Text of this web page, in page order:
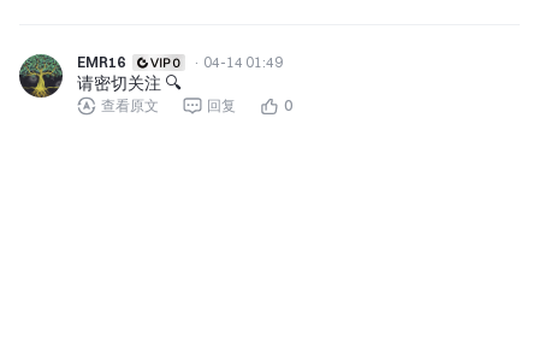
EMR16 · 04-14 01:49
请密切关注 🔍
查看原文 回复 0